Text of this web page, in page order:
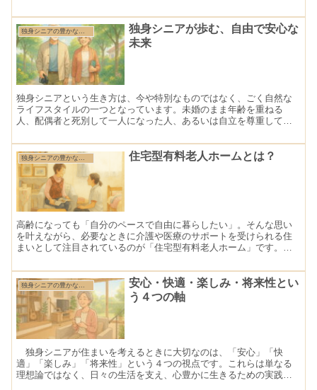
を決めることは、自分らしく生きていくための最も大切な意思表示
の一つだと言えるのです。 独身シニアが歩む、自由で安心な
未来
独身シニアという生き方は、今や特別なものではなく、ごく自然な
ライフスタイルの一つとなっています。未婚のまま年齢を重ねる
人、配偶者と死別して一人になった人、あるいは自立を尊重して別
分...
独身シニアの豊かな住まいづくり 住宅型有料老人ホームとは？
高齢になっても「自分のペースで自由に暮らしたい」。そんな思い
を叶えながら、必要なときに介護や医療のサポートを受けられる住
まいとして注目されているのが「住宅型有料老人ホーム」です。近
住）」や「介護付き有料老人ホーム」との違いがわかりにくく、ど
れを選べばよいのか迷う方も多いでしょう。 この記事では、それ
ぞれの特徴や費用、人員体制、提供されるサービスの内容をわかり
やすく解説しながら、「住宅型有料老人ホーム」がどんな人に向い
ているのかを丁寧にお伝えします。 大切なのは、“自分らしい暮ら
し”を最後まで続けられる住まいを選ぶこと。 老後の住まい選びの
参考に、ぜひ最後までご覧ください。
安心・快適・楽しみ・将来性とい
う４つの軸
独身シニアが住まいを考えるときに大切なのは、「安心」「快
適」「楽しみ」「将来性」という４つの視点です。これらは単なる
理想論ではなく、日々の生活を支え、心豊かに生きるための実践的